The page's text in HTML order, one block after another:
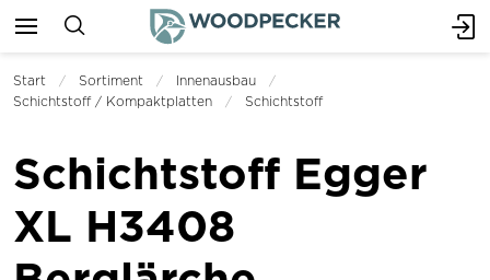
Start Sortiment
Innenausbau
Schichtstoff / Kompaktplatten
Schichtstoff
Schichtstoff Egger
XL H3408